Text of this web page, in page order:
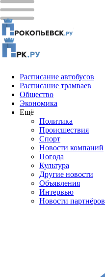
Расписание автобусов
Расписание трамваев
Общество
Экономика
Ещё
Политика
Проиcшествия
Спорт
Новости компаний
Погода
Культура
Другие новости
Объявления
Интервью
Новости партнёров